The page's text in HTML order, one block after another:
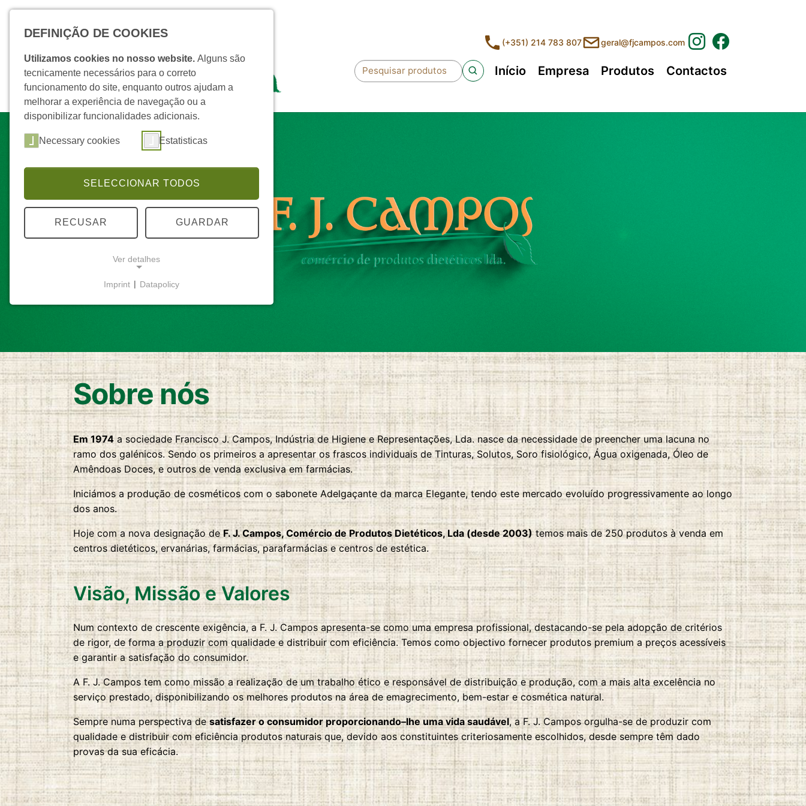
Skip to main navigation
Skip to main content
Skip to page footer
(+351) 214 783 807 geral@fjcampos.com
Pesquisar Início Empresa(current)
Produtos Contactos
Sobre nós
Em 1974 a sociedade Francisco J. Campos, Indústria de Higiene e Representações, Lda. nasce da necessidade de preencher uma lacuna no
ramo dos galénicos. Sendo os primeiros a apresentar os frascos individuais de Tinturas, Solutos, Soro fisiológico, Água oxigenada, Óleo de
Amêndoas Doces, e outros de venda exclusiva em farmácias.
Iniciámos a produção de cosméticos com o sabonete Adelgaçante da marca Elegante, tendo este mercado evoluído progressivamente ao longo
dos anos.
Hoje com a nova designação deF. J. Campos, Comércio de Produtos Dietéticos, Lda (desde 2003)temos mais de 250 produtos à venda em
centros dietéticos, ervanárias, farmácias, parafarmácias e centros de estética.
Visão, Missão e Valores
Num contexto de crescente exigência, a F. J. Campos apresenta-se como uma empresa profissional, destacando-se pela adopção de critérios
de rigor, de forma a produzir com qualidade e distribuir com eficiência. Temos como objectivo fornecer produtos premium a preços acessíveis
e garantir a satisfação do consumidor.
A F. J. Campos tem como missão a realização de um trabalho ético e responsável de distribuição e produção, com a mais alta excelência no
serviço prestado, disponibilizando os melhores produtos na área de emagrecimento, bem-estar e cosmética natural.
Sempre numa perspectiva desatisfazer o consumidor proporcionando–lhe uma vida saudável, a F. J. Campos orgulha-se de produzir com
qualidade e distribuir com eficiência produtos naturais que, devido aos constituintes criteriosamente escolhidos, desde sempre têm dado
provas da sua eficácia.
DEFINIÇÃO DE COOKIES
Utilizamos cookies no nosso website. Alguns são
tecnicamente necessários para o correto
funcionamento do site, enquanto outros ajudam a
melhorar a experiência de navegação ou a
disponibilizar funcionalidades adicionais.
Necessary cookies Estatisticas
SELECCIONAR TODOS
RECUSAR GUARDAR
Ver detalhes
Cookie Consent
Name:
cookie_consent
Purpose:
Este cookie armazena as opções
de consentimento selecionadas
pelo utilizador.
Cookie
duration:
1 year
ESTATISTICAS
Cookies de estatísticas recolhem informação de
forma anónima. Estes dados ajudam-nos a
compreender como os visitantes utilizam o nosso
website.
Google Analytics
Name:
_ga, _ga_*
Provider:
Google LLC
Purpose:
Análise estatística anónima da
utilização do website
Cookie
Imprint | Datapolicy